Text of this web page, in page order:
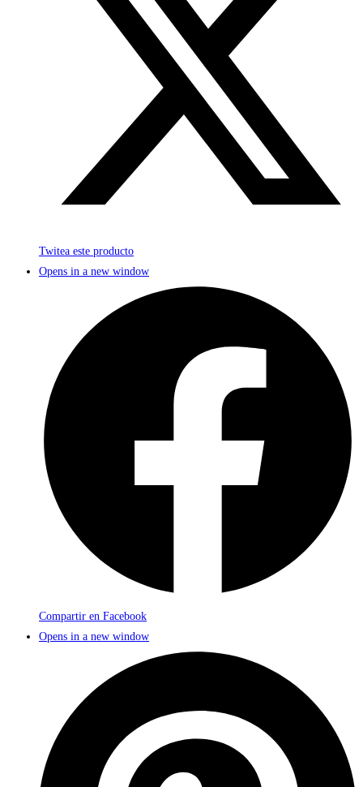
Twitea este producto
Opens in a new window
Compartir en Facebook
Opens in a new window